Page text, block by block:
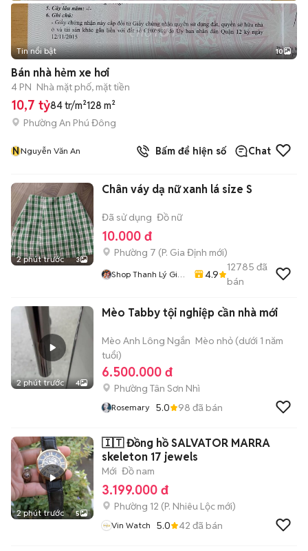
+2
Tin nổi bật 10
Bán nhà hẻm xe hơi
4 PN Nhà mặt phố, mặt tiền
10,7 tỷ84 tr/m²128 m²
Phường An Phú Đông
NNguyễn Văn An Bấm để hiện số Chat
2 phút trước 3
Chân váy dạ nữ xanh lá size S
Đã sử dụng Đồ nữ
10.000 đ
Phường 7 (P. Gia Định mới)
Shop Thanh Lý Giá
4.9
12785 đã
bán
2 phút trước 4
Mèo Tabby tội nghiệp cần nhà mới
Mèo Anh Lông Ngắn Mèo nhỏ (dưới 1 năm
tuổi)
6.500.000 đ
Phường Tân Sơn Nhì
Rosemary 5.0 98 đã bán
2 phút trước 5
🇮🇹 Đồng hồ SALVATOR MARRA
skeleton 17 jewels
Mới Đồ nam
3.199.000 đ
Phường 12 (P. Nhiêu Lộc mới)
Vin Watch 5.0 42 đã bán